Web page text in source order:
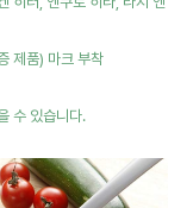
제품) 마크 부착
수 있습니다.